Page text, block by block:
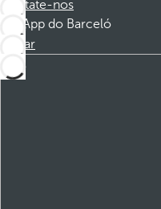
Contate-nos
App do Barceló
Baixar